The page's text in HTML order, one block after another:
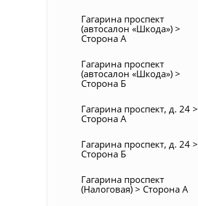
Гагарина проспект
(автосалон «Шкода») >
Сторона А
Гагарина проспект
(автосалон «Шкода») >
Сторона Б
Гагарина проспект, д. 24 >
Сторона А
Гагарина проспект, д. 24 >
Сторона Б
Гагарина проспект
(Налоговая) > Сторона А